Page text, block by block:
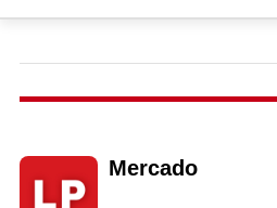
Mercado